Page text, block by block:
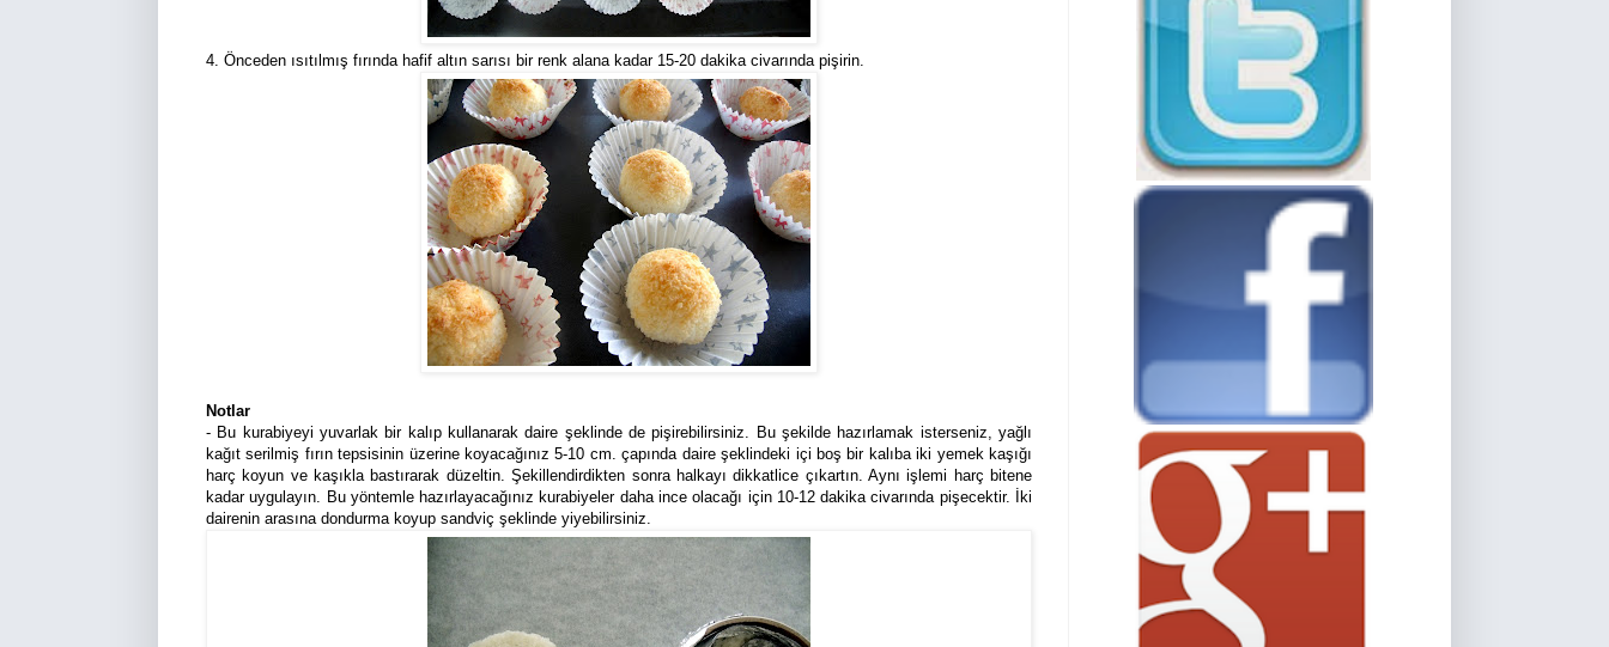
4. Önceden ısıtılmış fırında hafif altın sarısı bir renk alana kadar 15-20 dakika civarında pişirin.
Notlar
- Bu kurabiyeyi yuvarlak bir kalıp kullanarak daire şeklinde de pişirebilirsiniz. Bu şekilde hazırlamak isterseniz, yağlı
kağıt serilmiş fırın tepsisinin üzerine koyacağınız 5-10 cm. çapında daire şeklindeki içi boş bir kalıba iki yemek kaşığı
harç koyun ve kaşıkla bastırarak düzeltin. Şekillendirdikten sonra halkayı dikkatlice çıkartın. Aynı işlemi harç bitene
kadar uygulayın. Bu yöntemle hazırlayacağınız kurabiyeler daha ince olacağı için 10-12 dakika civarında pişecektir. İki
dairenin arasına dondurma koyup sandviç şeklinde yiyebilirsiniz.